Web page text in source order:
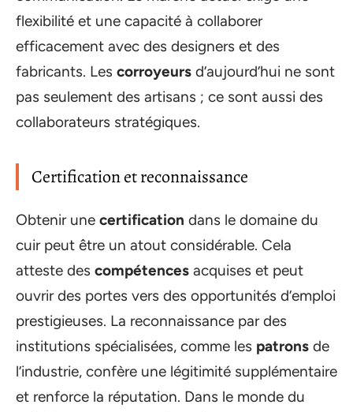
flexibilité et une capacité à collaborer
efficacement avec des designers et des
fabricants. Les corroyeurs d’aujourd’hui ne sont
pas seulement des artisans ; ce sont aussi des
collaborateurs stratégiques.
Certification et reconnaissance
Obtenir une certification dans le domaine du
cuir peut être un atout considérable. Cela
atteste des compétences acquises et peut
ouvrir des portes vers des opportunités d’emploi
prestigieuses. La reconnaissance par des
institutions spécialisées, comme les patrons de
l’industrie, confère une légitimité supplémentaire
et renforce la réputation. Dans le monde du